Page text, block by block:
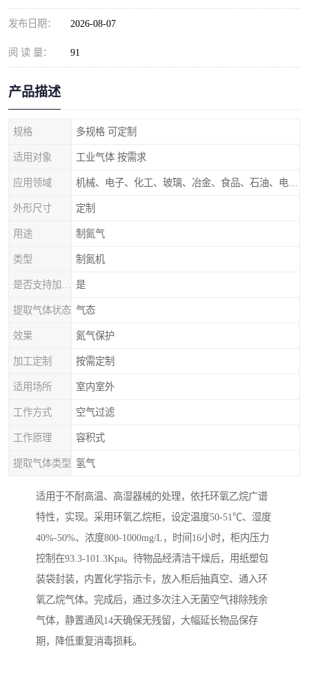
发布日期： 2026-08-07
阅 读 量： 91
产品描述
规格 多规格 可定制
适用对象 工业气体 按需求
应用领域
外形尺寸 定制
用途 制氮气
类型 制氮机
是
提取气体状态 气态
效果 氮气保护
加工定制 按需定制
适用场所 室内室外
工作方式 空气过滤
工作原理 容积式
提取气体类型 氢气
适用于不耐高温、高湿器械的处理，依托环氧乙烷广谱
特性，实现。采用环氧乙烷柜，设定温度50-51℃、湿度
40%-50%、浓度800-1000mg/L，时间16小时，柜内压力
控制在93.3-101.3Kpa。待物品经清洁干燥后，用纸塑包
装袋封装，内置化学指示卡，放入柜后抽真空、通入环
氧乙烷气体。完成后，通过多次注入无菌空气排除残余
气体，静置通风14天确保无残留，大幅延长物品保存
期，降低重复消毒损耗。